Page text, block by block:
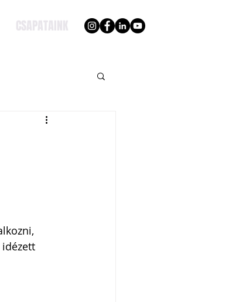
CSAPATAINK
idézett